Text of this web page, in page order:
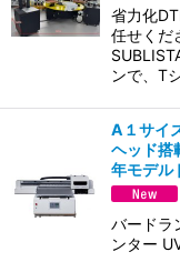
省力化
任せくだ
ンで、T
A１サイ
ヘッド
年モデル
バードラ
ンター